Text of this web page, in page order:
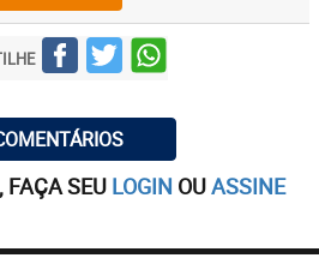
FAÇA SEU LOGIN OUASSINE